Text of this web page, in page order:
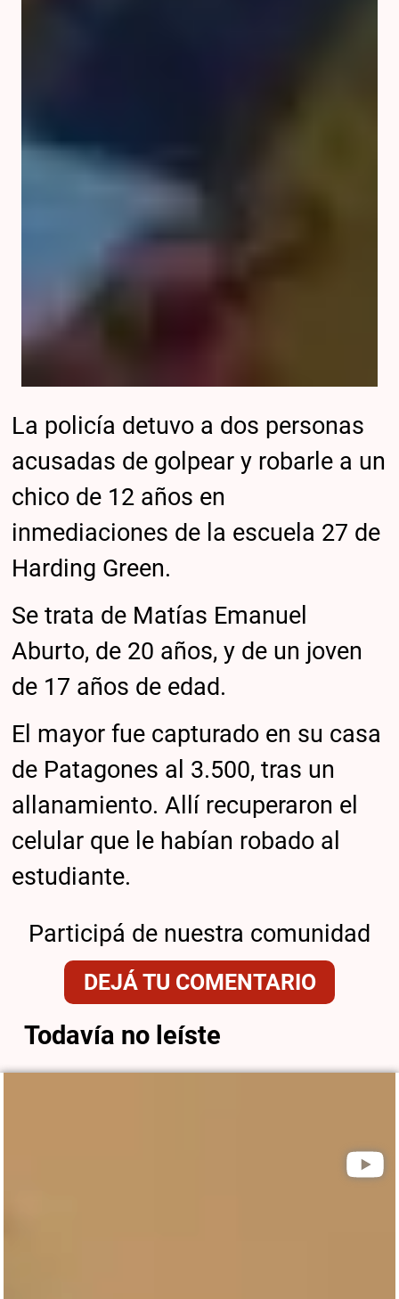
La policía detuvo a dos personas
acusadas de golpear y robarle a un
chico de 12 años en
inmediaciones de la escuela 27 de
Harding Green.
Se trata de Matías Emanuel
Aburto, de 20 años, y de un joven
de 17 años de edad.
El mayor fue capturado en su casa
de Patagones al 3.500, tras un
allanamiento. Allí recuperaron el
celular que le habían robado al
estudiante.
Participá de nuestra comunidad
DEJÁ TU COMENTARIO
Todavía no leíste